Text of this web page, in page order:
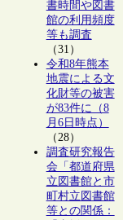
書時間や図書
館の利用頻度
等も調査
（31）
令和8年熊本
地震による文
化財等の被害
が83件に（8
月6日時点）
（28）
調査研究報告
会「都道府県
立図書館と市
町村立図書館
等との関係：